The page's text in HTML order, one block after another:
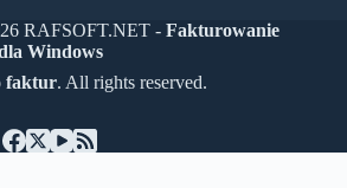
RAFSOFT.NET - Fakturowanie
Windows
faktur. All rights reserved.